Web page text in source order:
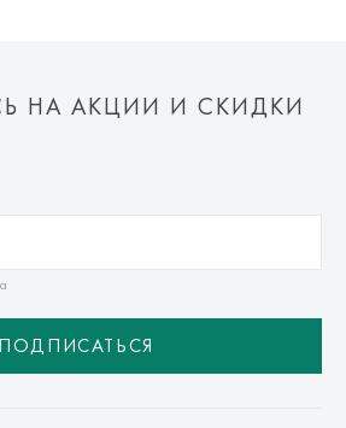
НА АКЦИИ И СКИДКИ
ПОДПИСАТЬСЯ